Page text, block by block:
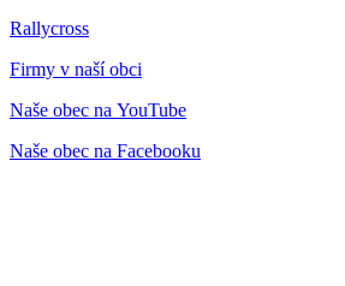
Rallycross
Firmy v naší obci
Naše obec na YouTube
Naše obec na Facebooku